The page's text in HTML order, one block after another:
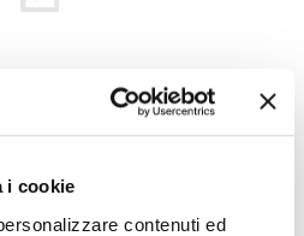
i cookie
contenuti ed
‘Floppy’ Filippini, l’infermiere
portato ai più piccoli il teatro in